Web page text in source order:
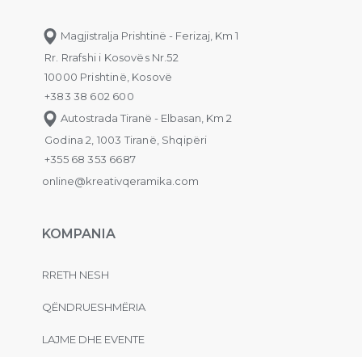
Magjistralja Prishtinë - Ferizaj, Km 1
Rr. Rrafshi i Kosovës Nr.52
10000 Prishtinë, Kosovë
+383 38 602 600
Autostrada Tiranë - Elbasan, Km 2
Godina 2, 1003 Tiranë, Shqipëri
+355 68 353 6687
online@kreativqeramika.com
KOMPANIA
RRETH NESH
QËNDRUESHMËRIA
LAJME DHE EVENTE